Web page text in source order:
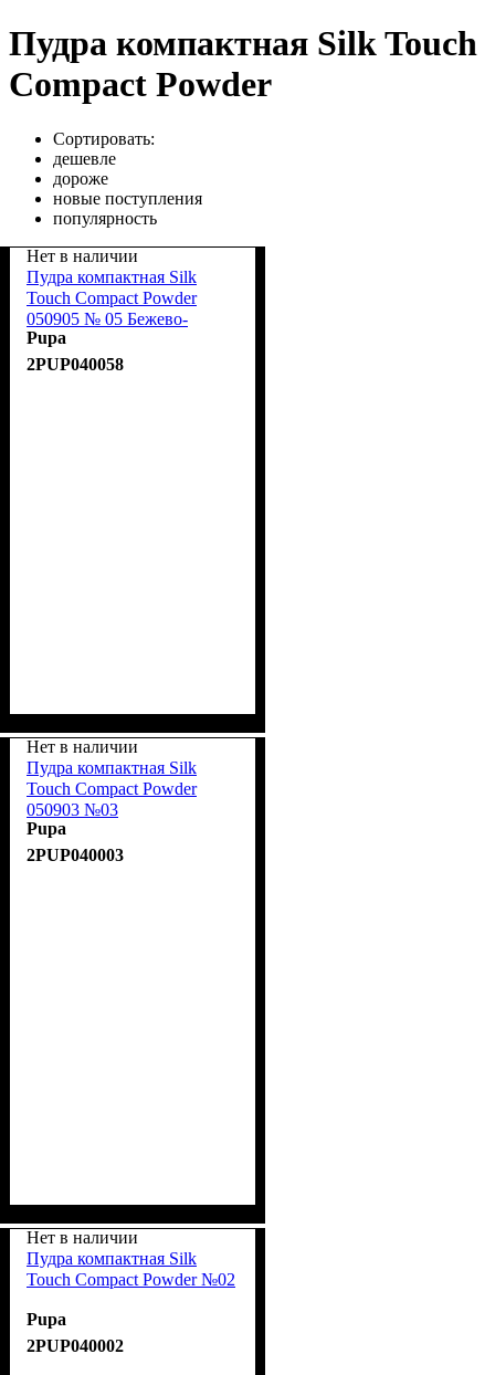
Пудра компактная Silk Touch
Compact Powder
Сортировать:
дешевле
дороже
новые поступления
популярность
Нет в наличии
Пудра компактная Silk
Touch Compact Powder
050905 № 05 Бежево-
розовый
Pupa
2PUP040058
Нет в наличии
Пудра компактная Silk
Touch Compact Powder
050903 №03
Pupa
2PUP040003
Нет в наличии
Пудра компактная Silk
Touch Compact Powder №02
Pupa
2PUP040002